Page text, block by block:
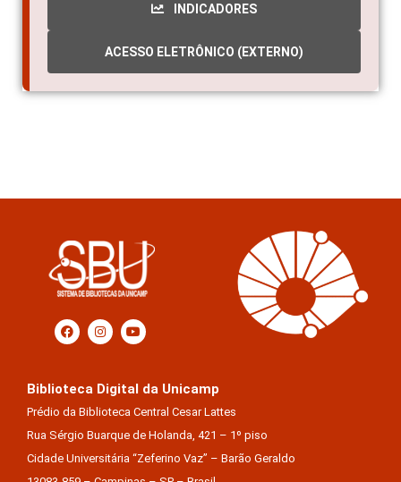
INDICADORES
ACESSO ELETRÔNICO (EXTERNO)
Biblioteca Digital da Unicamp
Prédio da Biblioteca Central Cesar Lattes
Rua Sérgio Buarque de Holanda, 421 – 1º piso
Cidade Universitária “Zeferino Vaz” – Barão Geraldo